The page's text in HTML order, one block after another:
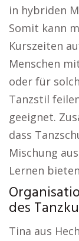
in hybriden
Somit kann
Kurszeiten
Menschen
oder für
Tanzstil
geeignet.
dass
Mischung
Lernen
des
Tina aus